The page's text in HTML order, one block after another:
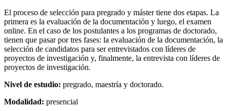
El proceso de selección para pregrado y máster tiene dos etapas. La
primera es la evaluación de la documentación y luego, el examen
online. En el caso de los postulantes a los programas de doctorado,
tienen que pasar por tres fases: la evaluación de la documentación, la
selección de candidatos para ser entrevistados con líderes de
proyectos de investigación y, finalmente, la entrevista con líderes de
proyectos de investigación.
Nivel de estudio: pregrado, maestría y doctorado.
Modalidad: presencial